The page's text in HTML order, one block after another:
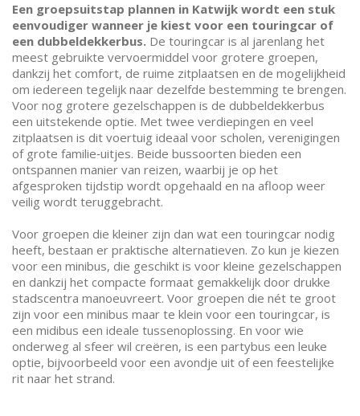
Een groepsuitstap plannen in Katwijk wordt een stuk
eenvoudiger wanneer je kiest voor een touringcar of
een dubbeldekkerbus. De touringcar is al jarenlang het
meest gebruikte vervoermiddel voor grotere groepen,
dankzij het comfort, de ruime zitplaatsen en de mogelijkheid
om iedereen tegelijk naar dezelfde bestemming te brengen.
Voor nog grotere gezelschappen is de dubbeldekkerbus
een uitstekende optie. Met twee verdiepingen en veel
zitplaatsen is dit voertuig ideaal voor scholen, verenigingen
of grote familie‑uitjes. Beide bussoorten bieden een
ontspannen manier van reizen, waarbij je op het
afgesproken tijdstip wordt opgehaald en na afloop weer
veilig wordt teruggebracht.
Voor groepen die kleiner zijn dan wat een touringcar nodig
heeft, bestaan er praktische alternatieven. Zo kun je kiezen
voor een minibus, die geschikt is voor kleine gezelschappen
en dankzij het compacte formaat gemakkelijk door drukke
stadscentra manoeuvreert. Voor groepen die nét te groot
zijn voor een minibus maar te klein voor een touringcar, is
een midibus een ideale tussenoplossing. En voor wie
onderweg al sfeer wil creëren, is een partybus een leuke
optie, bijvoorbeeld voor een avondje uit of een feestelijke
rit naar het strand.